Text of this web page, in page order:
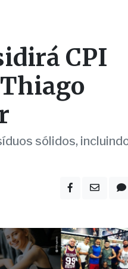
CPI
sólidos, incluindo